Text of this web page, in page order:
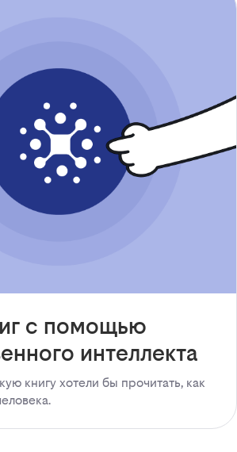
с помощью
интеллекта
книгу хотели бы прочитать, как